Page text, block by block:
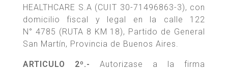
HEALTHCARE S.A (CUIT 30-71496863-3), con
domicilio fiscal y legal en la calle 122
N° 4785 (RUTA 8 KM 18), Partido de General
San Martín, Provincia de Buenos Aires.
ARTICULO 2º.-
Autorizase a la firma